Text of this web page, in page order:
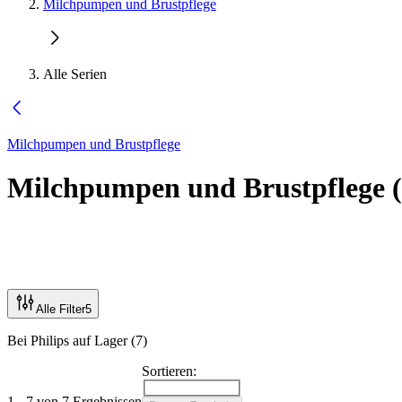
Milchpumpen und Brustpflege
Alle Serien
Milchpumpen und Brustpflege
Milchpumpen und Brustpflege (
Alle Filter5
Bei Philips auf Lager (7)
Sortieren: